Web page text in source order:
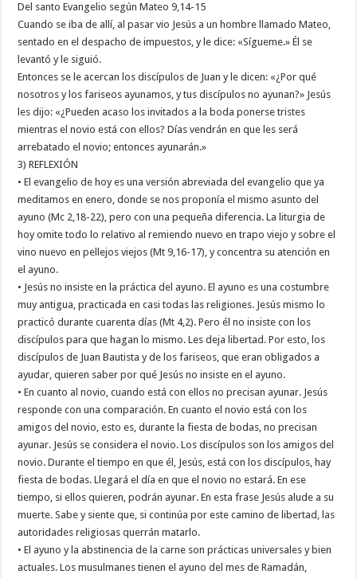
Del santo Evangelio según Mateo 9,14-15
Cuando se iba de allí, al pasar vio Jesús a un hombre llamado Mateo,
sentado en el despacho de impuestos, y le dice: «Sígueme.» Él se
levantó y le siguió.
Entonces se le acercan los discípulos de Juan y le dicen: «¿Por qué
nosotros y los fariseos ayunamos, y tus discípulos no ayunan?» Jesús
les dijo: «¿Pueden acaso los invitados a la boda ponerse tristes
mientras el novio está con ellos? Días vendrán en que les será
arrebatado el novio; entonces ayunarán.»
3) REFLEXIÓN
• El evangelio de hoy es una versión abreviada del evangelio que ya
meditamos en enero, donde se nos proponía el mismo asunto del
ayuno (Mc 2,18-22), pero con una pequeña diferencia. La liturgia de
hoy omite todo lo relativo al remiendo nuevo en trapo viejo y sobre el
vino nuevo en pellejos viejos (Mt 9,16-17), y concentra su atención en
el ayuno.
• Jesús no insiste en la práctica del ayuno. El ayuno es una costumbre
muy antigua, practicada en casi todas las religiones. Jesús mismo lo
practicó durante cuarenta días (Mt 4,2). Pero él no insiste con los
discípulos para que hagan lo mismo. Les deja libertad. Por esto, los
discípulos de Juan Bautista y de los fariseos, que eran obligados a
ayudar, quieren saber por qué Jesús no insiste en el ayuno.
• En cuanto al novio, cuando está con ellos no precisan ayunar. Jesús
responde con una comparación. En cuanto el novio está con los
amigos del novio, esto es, durante la fiesta de bodas, no precisan
ayunar. Jesús se considera el novio. Los discípulos son los amigos del
novio. Durante el tiempo en que él, Jesús, está con los discípulos, hay
fiesta de bodas. Llegará el día en que el novio no estará. En ese
tiempo, si ellos quieren, podrán ayunar. En esta frase Jesús alude a su
muerte. Sabe y siente que, si continúa por este camino de libertad, las
autoridades religiosas querrán matarlo.
• El ayuno y la abstinencia de la carne son prácticas universales y bien
actuales. Los musulmanes tienen el ayuno del mes de Ramadán,